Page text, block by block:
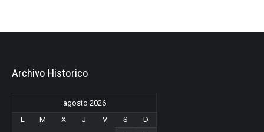
Archivo Historico
agosto 2026
L
M X J V S
D